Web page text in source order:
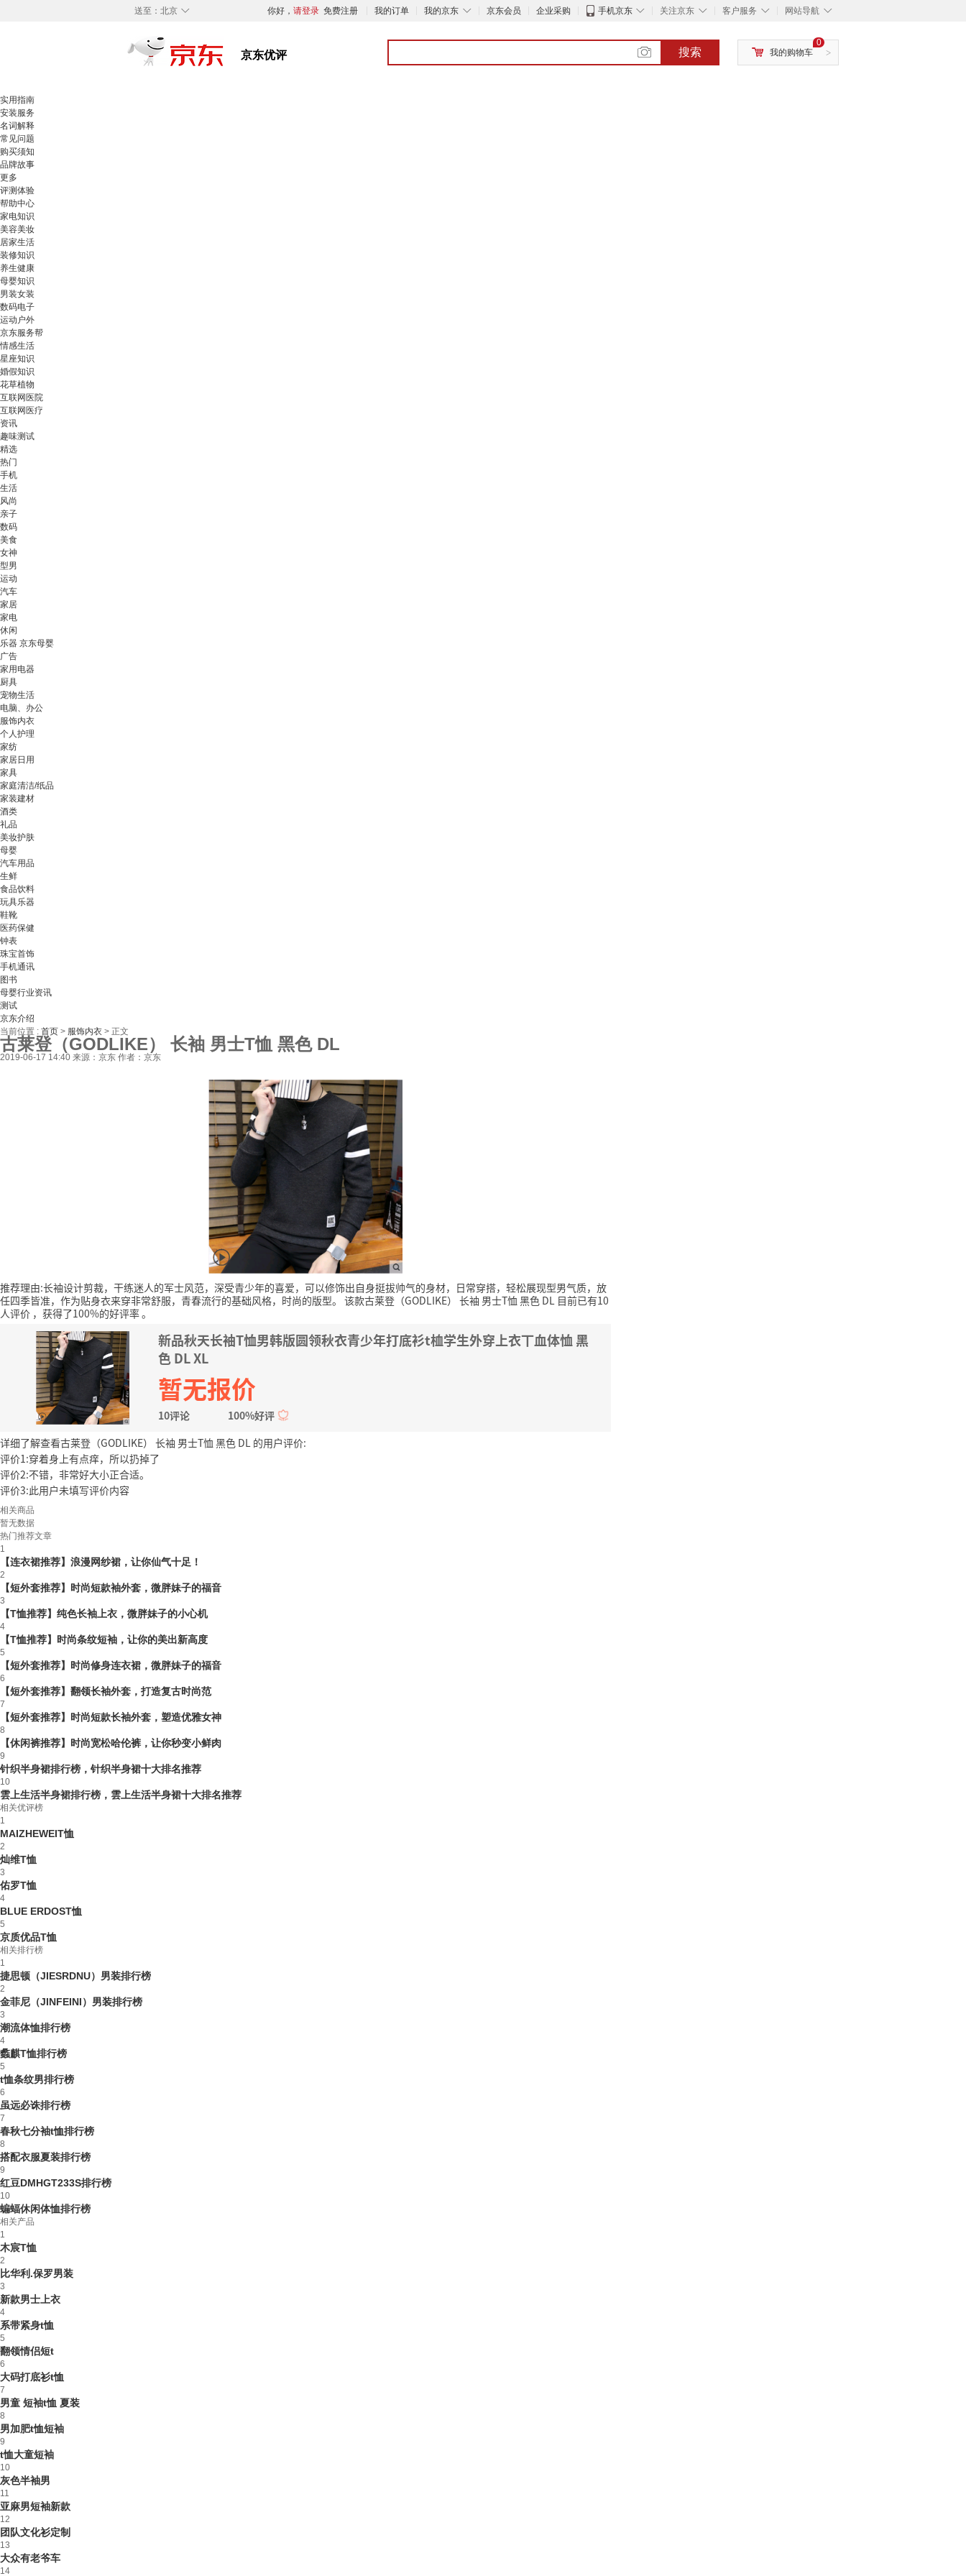
◇
送至： 北京 你好， 请登录 免费注册 我的订单 ◇
我的京东 京东会员 企业采购 ◇
手机京东 ◇
关注京东 ◇
客户服务 ◇
网站导航
搜索 >
0
我的购物车
实用指南
安装服务
名词解释
常见问题
购买须知
品牌故事
更多
评测体验
帮助中心
家电知识
美容美妆
居家生活
装修知识
养生健康
母婴知识
男装女装
数码电子
运动户外
京东服务帮
情感生活
星座知识
婚假知识
花草植物
互联网医院
互联网医疗
资讯
趣味测试
精选
热门
手机
生活
风尚
亲子
数码
美食
女神
型男
运动
汽车
家居
家电
休闲
乐器 京东母婴
广告
家用电器
厨具
宠物生活
电脑、办公
服饰内衣
个人护理
家纺
家居日用
家具
家庭清洁/纸品
家装建材
酒类
礼品
美妆护肤
母婴
汽车用品
生鲜
食品饮料
玩具乐器
鞋靴
医药保健
钟表
珠宝首饰
手机通讯
图书
母婴行业资讯
测试
京东介绍
当前位置 : 首页 > 服饰内衣 > 正文
古莱登（GODLIKE） 长袖 男士T恤 黑色 DL
2019-06-17 14:40 来源：京东 作者：京东
推荐理由:长袖设计剪裁，干练迷人的军士风范，深受青少年的喜爱，可以修饰出自身挺拔帅气的身材，日常穿搭，轻松展现型男气质，放
任四季皆准，作为贴身衣来穿非常舒服，青春流行的基础风格，时尚的版型。 该款古莱登（GODLIKE） 长袖 男士T恤 黑色 DL 目前已有10
人评价 ，获得了100%的好评率。
新品秋天长袖T恤男韩版圆领秋衣青少年打底衫t桖学生外穿上衣丅血体恤 黑
色 DL XL
暂无报价
10评论
100%好评
详细了解查看古莱登（GODLIKE） 长袖 男士T恤 黑色 DL 的用户评价:
评价1:穿着身上有点痒，所以扔掉了
评价2:不错，非常好大小正合适。
评价3:此用户未填写评价内容
相关商品
暂无数据
热门推荐文章
1
【连衣裙推荐】浪漫网纱裙，让你仙气十足！
2
【短外套推荐】时尚短款袖外套，微胖妹子的福音
3
【T恤推荐】纯色长袖上衣，微胖妹子的小心机
4
【T恤推荐】时尚条纹短袖，让你的美出新高度
5
【短外套推荐】时尚修身连衣裙，微胖妹子的福音
6
【短外套推荐】翻领长袖外套，打造复古时尚范
7
【短外套推荐】时尚短款长袖外套，塑造优雅女神
8
【休闲裤推荐】时尚宽松哈伦裤，让你秒变小鲜肉
9
针织半身裙排行榜，针织半身裙十大排名推荐
10
雲上生活半身裙排行榜，雲上生活半身裙十大排名推荐
相关优评榜
1
MAIZHEWEIT恤
2
灿维T恤
3
佑罗T恤
4
BLUE ERDOST恤
5
京质优品T恤
相关排行榜
1
捷思顿（JIESRDNU）男装排行榜
2
金菲尼（JINFEINI）男装排行榜
3
潮流体恤排行榜
4
蠡麒T恤排行榜
5
t恤条纹男排行榜
6
虽远必诛排行榜
7
春秋七分袖t恤排行榜
8
搭配衣服夏装排行榜
9
红豆DMHGT233S排行榜
10
蝙蝠休闲体恤排行榜
相关产品
1
木宸T恤
2
比华利.保罗男装
3
新款男士上衣
4
系带紧身t恤
5
翻领情侣短t
6
大码打底衫t恤
7
男童 短袖t恤 夏装
8
男加肥t恤短袖
9
t恤大童短袖
10
灰色半袖男
11
亚麻男短袖新款
12
团队文化衫定制
13
大众有老爷车
14